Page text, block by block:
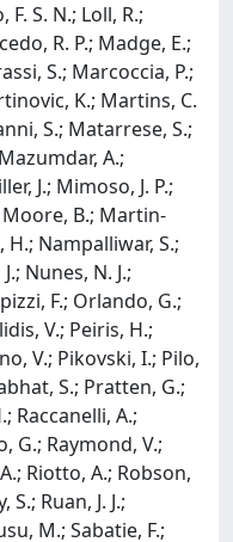
S. N.; Loll, R.;
R. P.; Madge, E.;
S.; Marcoccia, P.;
K.; Martins, C.
S.; Matarrese, S.;
A.;
J.; Mimoso, J. P.;
B.; Martin-
Nampalliwar, S.;
Nunes, N. J.;
F.; Orlando, G.;
V.; Peiris, H.;
V.; Pikovski, I.; Pilo,
S.; Pratten, G.;
Raccanelli, A.;
G.; Raymond, V.;
Riotto, A.; Robson,
Ruan, J. J.;
M.; Sabatie, F.;